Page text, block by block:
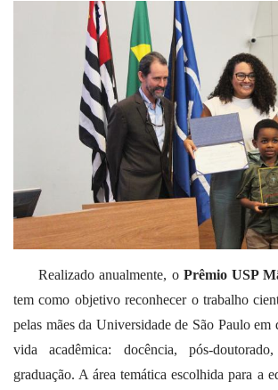
Realizado anualmente, o Prêmio USP
tem como objetivo reconhecer o trabalho
pelas mães da Universidade de São Paulo em
vida acadêmica: docência, pós-
graduação. A área temática escolhida para a